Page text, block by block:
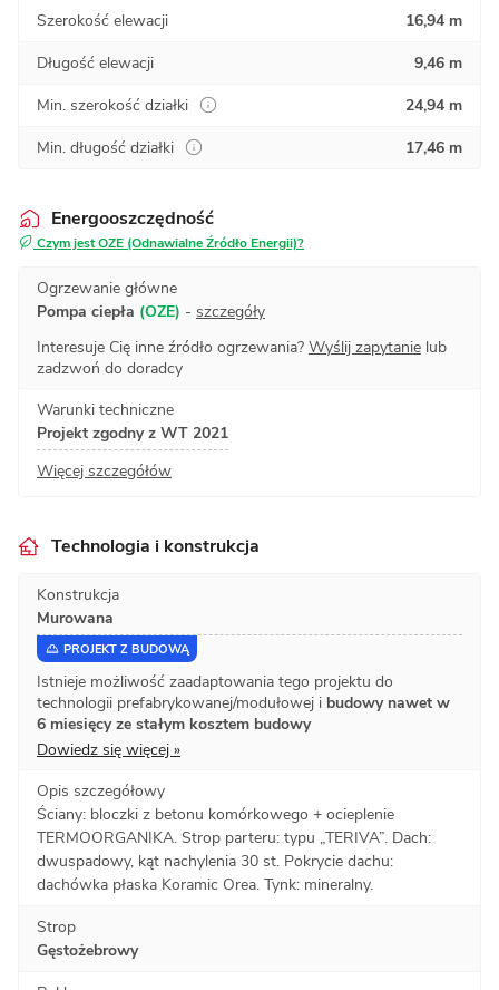
Szerokość elewacji
16,94 m
Długość elewacji
9,46 m
Min. szerokość działki
24,94 m
Min. długość działki
17,46 m
Energooszczędność
Czym jest OZE (Odnawialne Źródło Energii)?
Ogrzewanie główne
Pompa ciepła (OZE) - szczegóły
Interesuje Cię inne źródło ogrzewania? Wyślij zapytanie lub
zadzwoń do doradcy
Warunki techniczne
Projekt zgodny z WT 2021
Więcej szczegółów
Technologia i konstrukcja
Konstrukcja
Murowana
PROJEKT Z BUDOWĄ
Istnieje możliwość zaadaptowania tego projektu do
technologii prefabrykowanej/modułowej i budowy nawet w
6 miesięcy ze stałym kosztem budowy
Dowiedz się więcej »
Opis szczegółowy
Ściany: bloczki z betonu komórkowego + ocieplenie
TERMOORGANIKA. Strop parteru: typu „TERIVA”. Dach:
dwuspadowy, kąt nachylenia 30 st. Pokrycie dachu:
dachówka płaska Koramic Orea. Tynk: mineralny.
Strop
Gęstożebrowy